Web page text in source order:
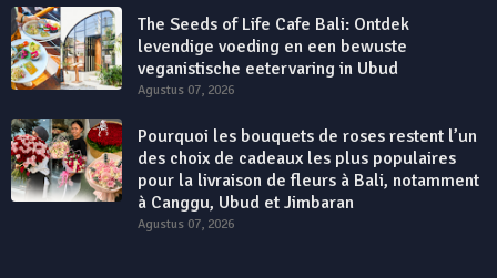
The Seeds of Life Cafe Bali: Ontdek
levendige voeding en een bewuste
veganistische eetervaring in Ubud
Agustus 07, 2026
Pourquoi les bouquets de roses restent l’un
des choix de cadeaux les plus populaires
pour la livraison de fleurs à Bali, notamment
à Canggu, Ubud et Jimbaran
Agustus 07, 2026